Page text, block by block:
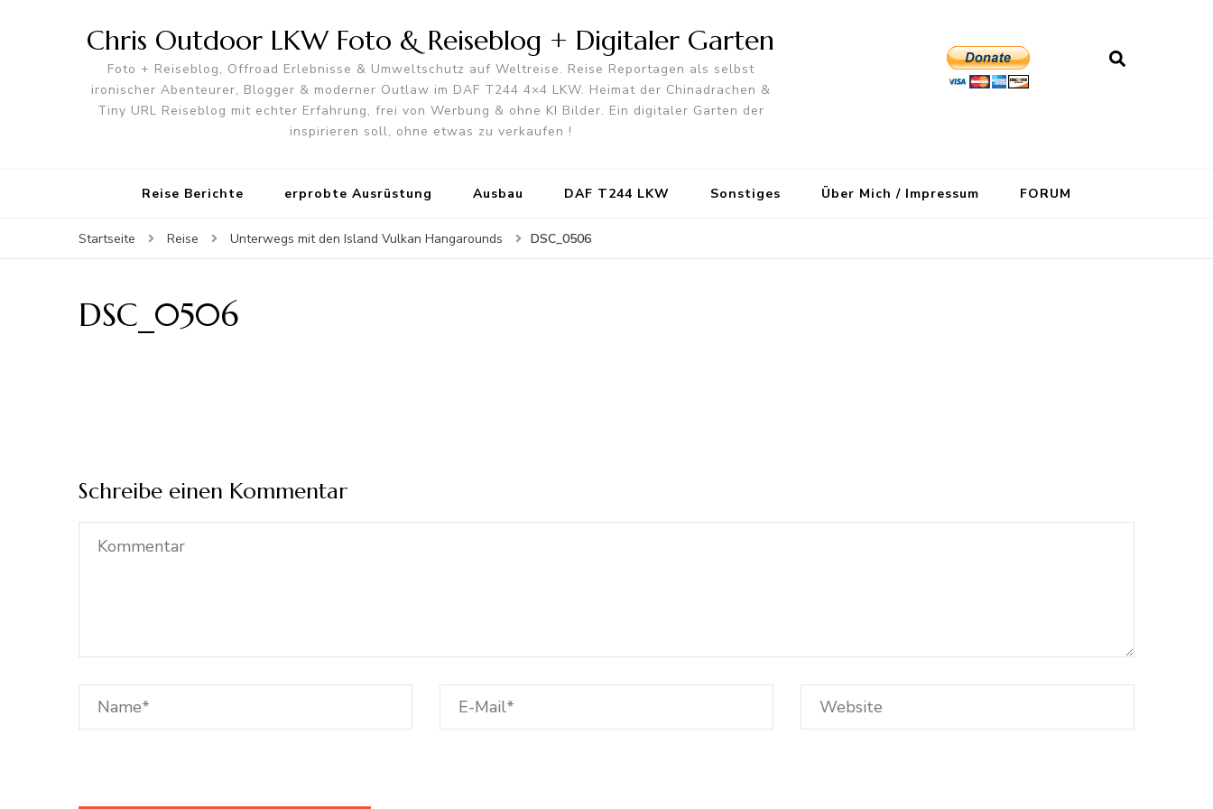
Chris Outdoor LKW Foto & Reiseblog + Digitaler Garten
Foto + Reiseblog, Offroad Erlebnisse & Umweltschutz auf Weltreise. Reise Reportagen als selbst
ironischer Abenteurer, Blogger & moderner Outlaw im DAF T244 4×4 LKW. Heimat der Chinadrachen &
Tiny URL Reiseblog mit echter Erfahrung, frei von Werbung & ohne KI Bilder. Ein digitaler Garten der
inspirieren soll, ohne etwas zu verkaufen !
Reise Berichte erprobte Ausrüstung Ausbau DAF T244 LKW Sonstiges Über Mich / Impressum FORUM
Startseite Reise Unterwegs mit den Island Vulkan Hangarounds DSC_0506
DSC_0506
Schreibe einen Kommentar